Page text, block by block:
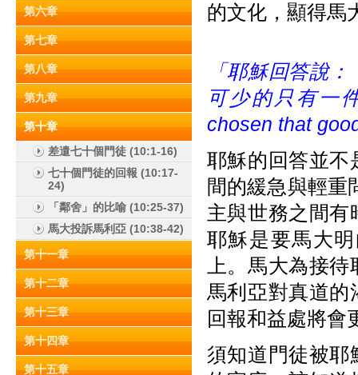
第六章
第七章
第八章
第九章
第十章
差遣七十個門徒 (10:1-16)
七十個門徒的回報 (10:17-
24)
「鄰舍」的比喻 (10:25-37)
馬大投訴馬利亞 (10:38-42)
第十一章
第十二章
第十三章
第十四章
第十五章
的文化，顯得馬
「耶穌回答說
可少的只有一
chosen that
耶穌的回答並不
間的緩急與輕重
主與世務之間有
耶穌是要馬大
上。馬大為接
馬利亞對真道的
回報和益處將會
須知道門徒被耶